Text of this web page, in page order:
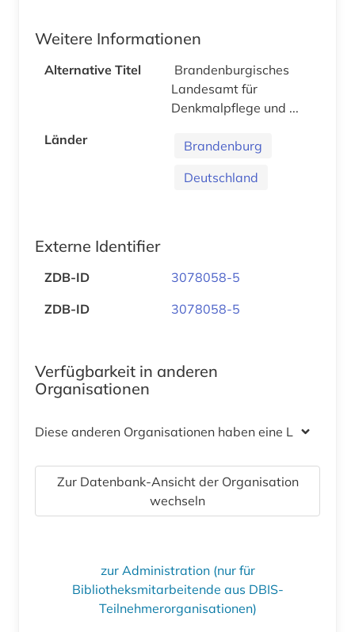
Weitere Informationen
Alternative Titel
Brandenburgisches
Landesamt für
Denkmalpflege und ...
Länder
Brandenburg
Deutschland
Externe Identifier
ZDB-ID
3078058-5
ZDB-ID
3078058-5
Verfügbarkeit in anderen
Organisationen
Diese anderen Organisationen haben eine Lizenz
Zur Datenbank-Ansicht der Organisation
wechseln
zur Administration (nur für
Bibliotheksmitarbeitende aus DBIS-
Teilnehmerorganisationen)